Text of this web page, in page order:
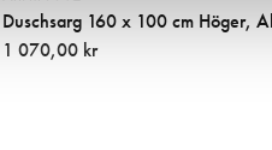
Duschsarg 160 x 100 cm Höger,
1 070,00 kr